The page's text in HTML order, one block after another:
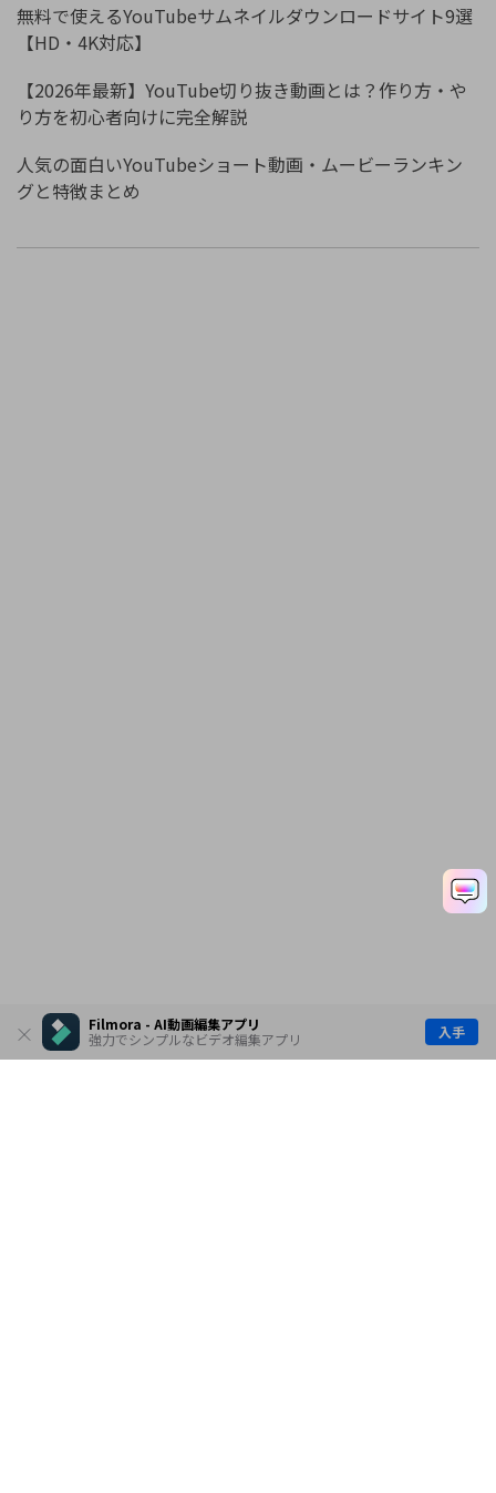
Filmora - AI動画編集アプリ
強力でシンプルなビデオ編集アプリ
入手
無料で使えるYouTubeサムネイルダウンロードサイト9選
【HD・4K対応】
【2026年最新】YouTube切り抜き動画とは？作り方・や
り方を初心者向けに完全解説
人気の面白いYouTubeショート動画・ムービーランキン
グと特徴まとめ